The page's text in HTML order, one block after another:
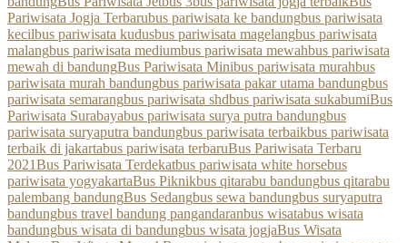
Pariwisata Jogja Terbarubus pariwisata ke bandungbus pariwisata
kecilbus pariwisata kudusbus pariwisata magelangbus pariwisata
malangbus pariwisata mediumbus pariwisata mewahbus pariwisata
mewah di bandungBus Pariwisata Minibus pariwisata murahbus
pariwisata murah bandungbus pariwisata pakar utama bandungbus
pariwisata semarangbus pariwisata shdbus pariwisata sukabumiBus
Pariwisata Surabayabus pariwisata surya putra bandungbus
pariwisata suryaputra bandungbus pariwisata terbaikbus pariwisata
terbaik di jakartabus pariwisata terbaruBus Pariwisata Terbaru
2021Bus Pariwisata Terdekatbus pariwisata white horsebus
pariwisata yogyakartaBus Piknikbus qitarabu bandungbus qitarabu
palembang bandungBus Sedangbus sewa bandungbus suryaputra
bandungbus travel bandung pangandaranbus wisatabus wisata
bandungbus wisata di bandungbus wisata jogjaBus Wisata